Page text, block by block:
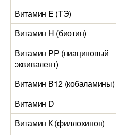
Витамин E (ТЭ)
Витамин H (биотин)
Витамин PP (ниациновый
эквивалент)
Витамин B12 (кобаламины)
Витамин D
Витамин К (филлохинон)